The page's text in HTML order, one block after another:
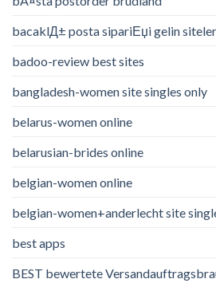
bacaklД± posta sipariЕџi gelin
badoo-review best sites
bangladesh-women site singles only
belarus-women online
belarusian-brides online
belgian-women online
belgian-women+anderlecht site
best apps
BEST bewertete